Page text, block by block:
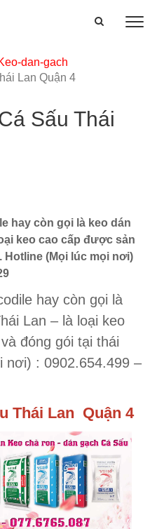
Sấu Thái
hay còn gọi là keo dán
keo cao cấp được sản
Hotline (Mọi lúc mọi nơi)
hay còn gọi là
Lan – là loại keo
đóng gói tại thái
nơi) : 0902.654.499 –
Thái Lan Quận 4
dan-gach
Lan Quận 4